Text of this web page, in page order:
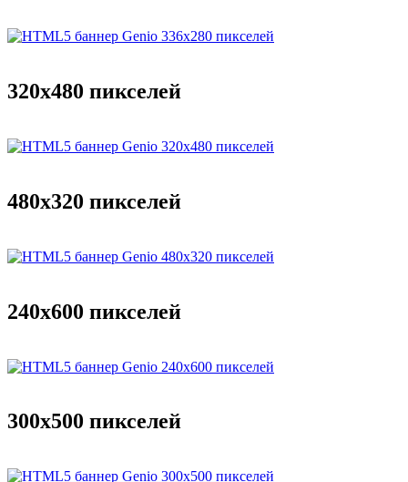
320x480 пикселей
480x320 пикселей
240x600 пикселей
300x500 пикселей